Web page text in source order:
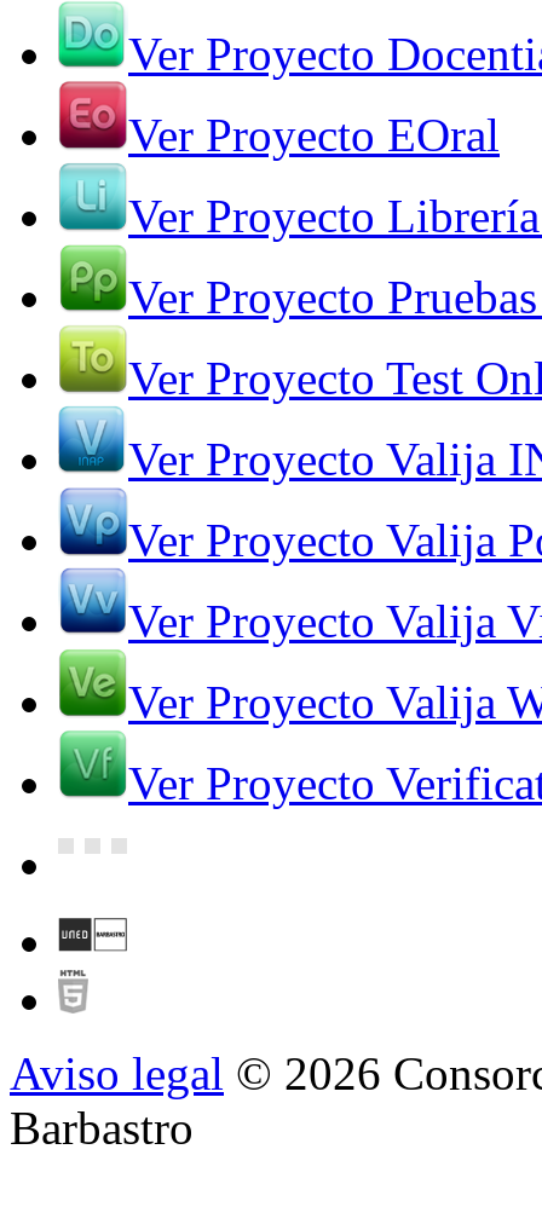
Ver Proyecto
Ver Proyecto EOral
Ver Proyecto
Ver Proyecto
Ver Proyecto Test
Ver Proyecto Valija
Ver Proyecto Valija
Ver Proyecto Valija
Ver Proyecto Valija
Ver Proyecto
Aviso legal © 2026
Barbastro